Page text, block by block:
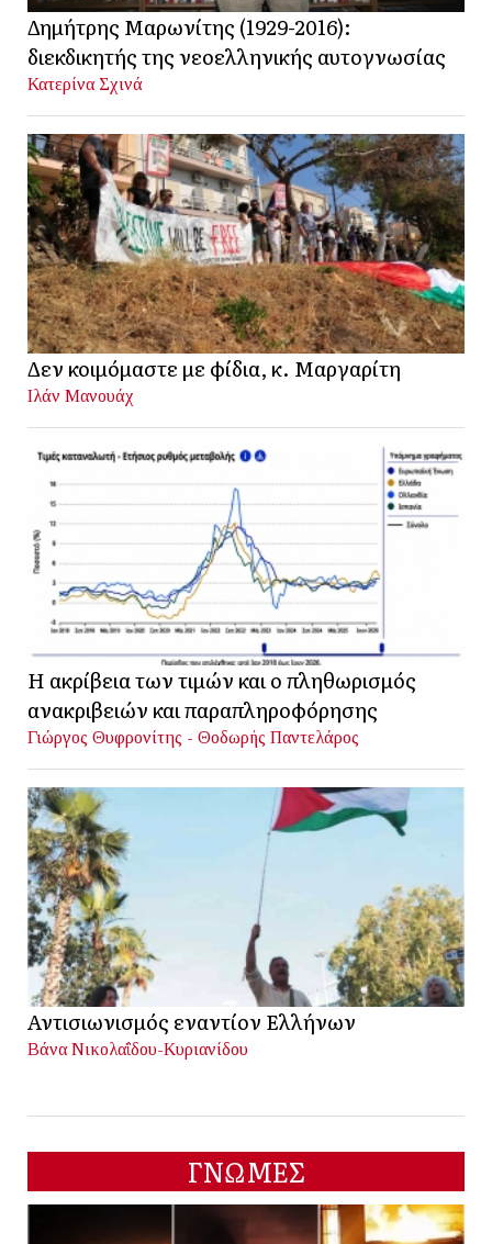
Δημήτρης Μαρωνίτης (1929-2016):
διεκδικητής της νεοελληνικής αυτογνωσίας
Κατερίνα Σχινά
Δεν κοιμόμαστε με φίδια, κ. Μαργαρίτη
Ιλάν Μανουάχ
Η ακρίβεια των τιμών και ο πληθωρισμός
ανακριβειών και παραπληροφόρησης
Γιώργος Θυφρονίτης - Θοδωρής Παντελάρος
Αντισιωνισμός εναντίον Ελλήνων
Βάνα Νικολαΐδου-Κυριανίδου
ΓΝΩΜΕΣ